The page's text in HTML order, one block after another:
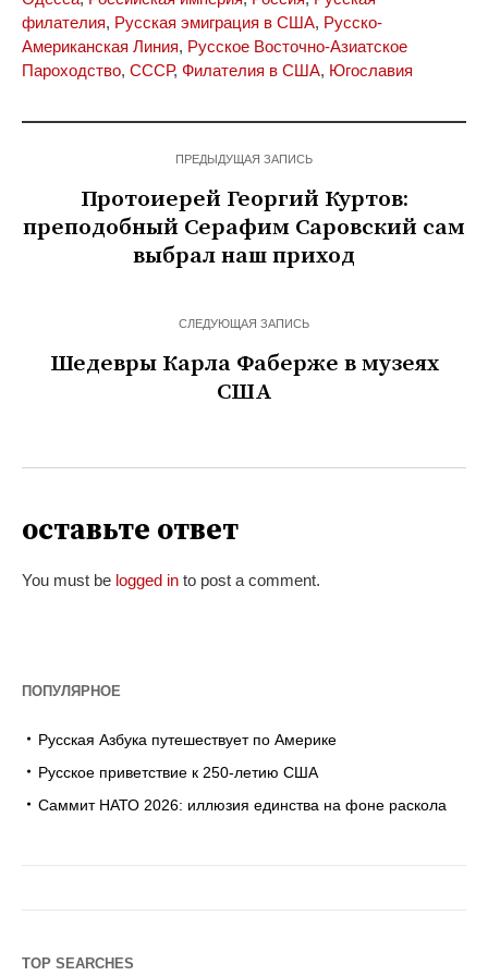
филателия, Русская эмиграция в США, Русско-
Американская Линия, Русское Восточно-Азиатское
Пароходство, СССР, Филателия в США, Югославия
ПРЕДЫДУЩАЯ ЗАПИСЬ
Протоиерей Георгий Куртов:
преподобный Серафим Саровский сам
выбрал наш приход
СЛЕДУЮЩАЯ ЗАПИСЬ
Шедевры Карла Фаберже в музеях
США
оставьте ответ
You must be logged in to post a comment.
ПОПУЛЯРНОЕ
Русская Азбука путешествует по Америке
Русское приветствие к 250-летию США
Саммит НАТО 2026: иллюзия единства на фоне раскола
TOP SEARCHES